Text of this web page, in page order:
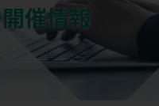
催情報